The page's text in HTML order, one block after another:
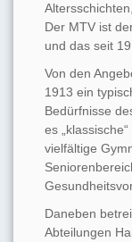
Der MTV ist
und das seit
Von den
1913 ein
Bedürfnisse
es
vielfältige
Daneben
Abteilungen